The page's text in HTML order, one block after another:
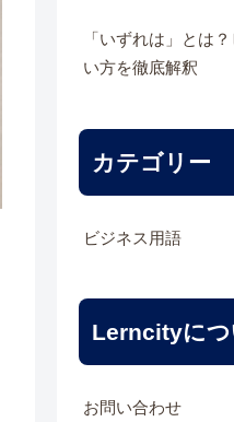
「いずれは」とは
い方を徹底解釈
カテゴリー
ビジネス用語
Lerncityにつ
お問い合わせ